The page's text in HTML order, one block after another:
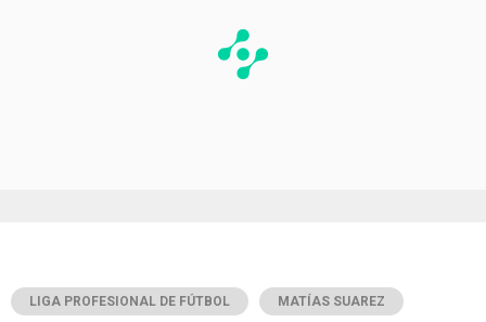
LIGA PROFESIONAL DE FÚTBOL MATÍAS SUAREZ